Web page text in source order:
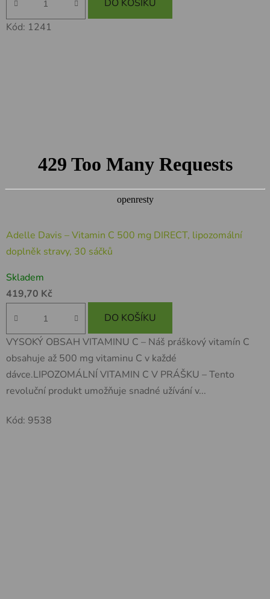
DO KOŠÍKU
Kód: 1241
Adelle Davis – Vitamin C 500 mg DIRECT, lipozomální
doplněk stravy, 30 sáčků
Skladem
419,70 Kč
DO KOŠÍKU
VYSOKÝ OBSAH VITAMINU C – Náš práškový vitamín C
obsahuje až 500 mg vitaminu C v každé
dávce.LIPOZOMÁLNÍ VITAMIN C V PRÁŠKU – Tento
revoluční produkt umožňuje snadné užívání v...
Kód: 9538